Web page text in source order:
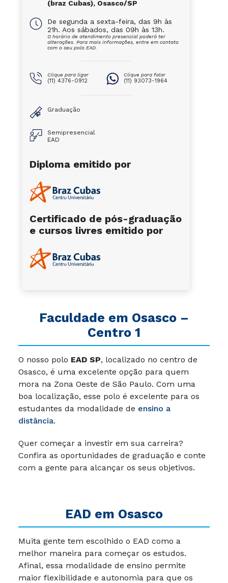
Faculdade em Osasco –
Centro 1
O nosso polo EAD SP, localizado no centro de
Osasco, é uma excelente opção para quem
mora na Zona Oeste de São Paulo. Com uma
boa localização, esse polo é excelente para os
estudantes da modalidade de ensino a
distância.
Quer começar a investir em sua carreira?
Confira as oportunidades de graduação e conte
com a gente para alcançar os seus objetivos.
EAD em Osasco
Muita gente tem escolhido o EAD como a
melhor maneira para começar os estudos.
Afinal, essa modalidade de ensino permite
maior flexibilidade e autonomia para que os
(braz Cubas), Osasco/SP
De segunda a sexta-feira, das 9h às
21h. Aos sábados, das 09h às 13h.
O horário de atendimento presencial poderá ter
alterações. Para mais informações, entre em contato
com o seu polo EAD.
Clique para ligar
(11) 4376-0912
Clique para falar
(11) 93073-1964
Graduação
Semipresencial
EAD
Diploma emitido por
Certificado de pós-graduação
e cursos livres emitido por